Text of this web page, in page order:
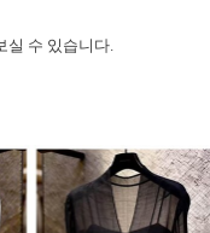
실 수 있습니다.